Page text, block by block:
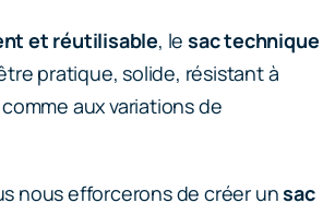
et réutilisable, le sac technique
pratique, solide, résistant à
aux variations de
nous efforcerons de créer unsac